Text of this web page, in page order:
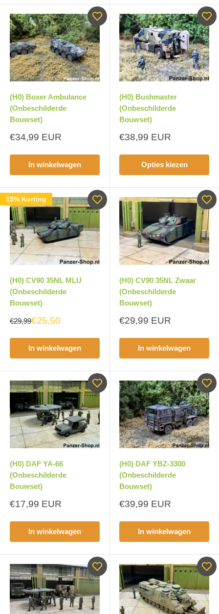
(H0) Boxer Ambulance
(Onbeschilderde
Bouwset)
Aanbiedingsprijs
€34,99 EUR
In winkelwagen
(H0) Bushmaster
(Onbeschilderde
Bouwset)
Aanbiedingsprijs
€38,99 EUR
Opties kiezen
15% Korting
(H0) CV90 35NL MLU
(Onbeschilderde
Bouwset)
€29,99€25,50
In winkelwagen
(H0) CV90 35NL Zwaar
(Onbeschilderde
Bouwset)
Aanbiedingsprijs
€29,99 EUR
In winkelwagen
(H0) DAF YA-66
(Onbeschilderde
Bouwset)
Aanbiedingsprijs
€17,99 EUR
In winkelwagen
(H0) DAF YBZ-3300
(Onbeschilderde
Bouwset)
Aanbiedingsprijs
€39,99 EUR
In winkelwagen